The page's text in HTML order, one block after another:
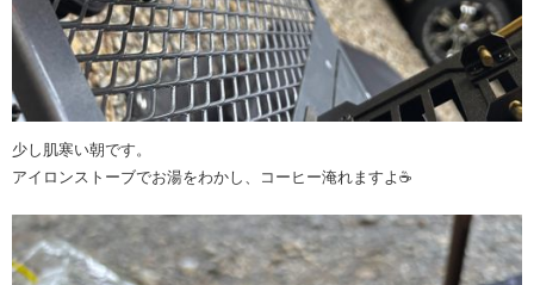
少し肌寒い朝です。
アイロンストーブでお湯をわかし、コーヒー淹れますよ☕️